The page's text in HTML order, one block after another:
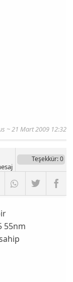
~ 21 Mart 2009 12:32
Teşekkür: 0
55nm